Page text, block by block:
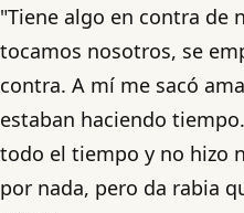
"Tiene algo en contra de
tocamos nosotros, se
contra. A mí me sacó
estaban haciendo
todo el tiempo y no hizo
por nada, pero da rabia